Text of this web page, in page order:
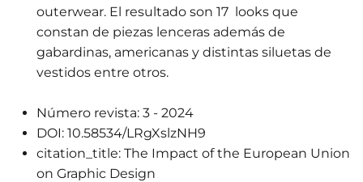
outerwear. El resultado son 17 looks que
constan de piezas lenceras además de
gabardinas, americanas y distintas siluetas de
vestidos entre otros.
Número revista: 3 - 2024
DOI: 10.58534/LRgXslzNH9
citation_title: The Impact of the European Union
on Graphic Design